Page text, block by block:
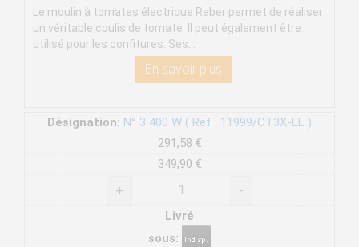
Le moulin à tomates électrique Reber permet de réaliser
un véritable coulis de tomate. Il peut également être
utilisé pour les confitures. Ses...
En savoir plus
Désignation: N° 3 400 W ( Ref : 11999/CT3X-EL )
291,58 €
349,90 €
+ -
Livré
sous: